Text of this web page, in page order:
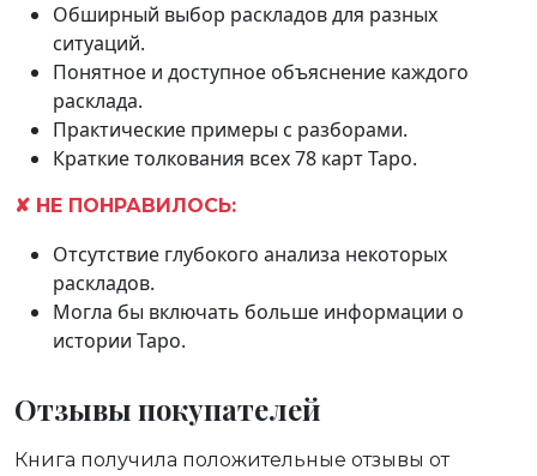
Обширный выбор раскладов для разных
ситуаций.
Понятное и доступное объяснение каждого
расклада.
Практические примеры с разборами.
Краткие толкования всех 78 карт Таро.
✘ НЕ ПОНРАВИЛОСЬ:
Отсутствие глубокого анализа некоторых
раскладов.
Могла бы включать больше информации о
истории Таро.
Отзывы покупателей
Книга получила положительные отзывы от